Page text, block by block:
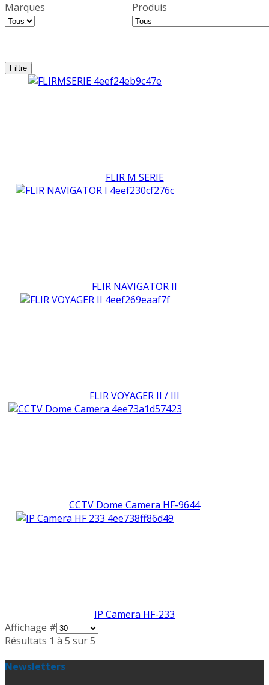
Marques Produis
FLIR M SERIE
FLIR NAVIGATOR II
FLIR VOYAGER II / III
CCTV Dome Camera HF-9644
IP Camera HF-233
Affichage #
Résultats 1 à 5 sur 5
Newsletters